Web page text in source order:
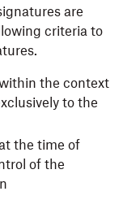
are
criteria to
the context
to the
the time of
of the